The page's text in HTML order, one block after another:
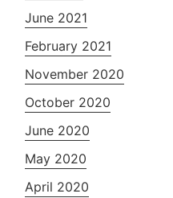
June 2021
February 2021
November 2020
October 2020
June 2020
May 2020
April 2020